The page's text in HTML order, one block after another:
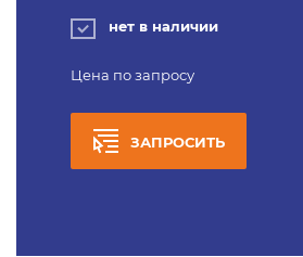
нет в наличии
Цена по запросу
ЗАПРОСИТЬ